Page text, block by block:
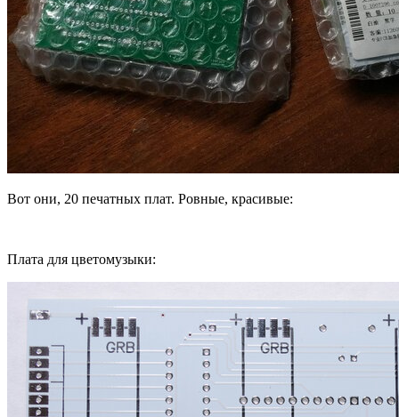
Вот они, 20 печатных плат. Ровные, красивые: